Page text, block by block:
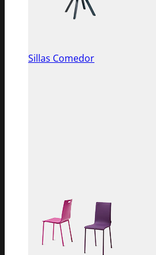
Sillas Comedor